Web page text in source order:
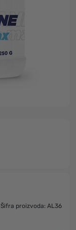
Šifra proizvoda: AL36